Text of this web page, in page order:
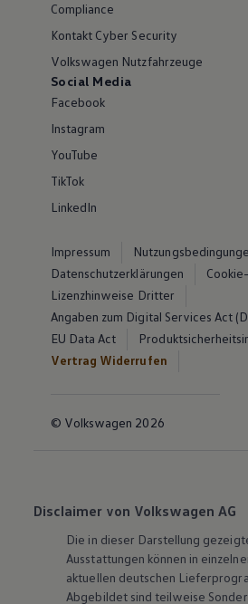
Compliance
Kontakt Cyber Security
Volkswagen Nutzfahrzeuge
Social Media
Facebook
Instagram
YouTube
TikTok
LinkedIn
Impressum
Datenschutzerklärungen
Lizenzhinweise Dritter
Angaben zum Digital Services Act
EU Data Act
Vertrag Widerrufen
© Volkswagen 2026
Disclaimer von Volkswagen AG
Die in dieser Darstellung
Ausstattungen können in
aktuellen deutschen
Abgebildet sind teilweise